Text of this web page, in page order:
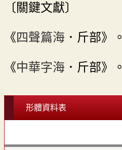
〔關鍵文獻〕
《四聲篇海 ．斤部》。
《中華字海 ．斤部》。
形體資料表